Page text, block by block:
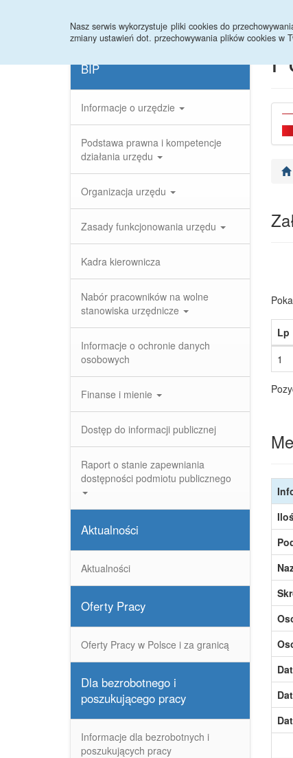
Nasz serwis wykorzystuje pliki cookies do
zmiany ustawień dot. przechowywania plików cookies w
BIP
Informacje o urzędzie
Podstawa prawna i kompetencje
działania urzędu
Organizacja urzędu
Zasady funkcjonowania urzędu
Kadra kierownicza
Nabór pracowników na wolne
stanowiska urzędnicze
Informacje o ochronie danych
osobowych
Finanse i mienie
Dostęp do informacji publicznej
Raport o stanie zapewniania
dostępności podmiotu publicznego
Aktualności
Aktualności
Oferty Pracy
Oferty Pracy w Polsce i za granicą
Dla bezrobotnego i
poszukującego pracy
Informacje dla bezrobotnych i
poszukujących pracy
Lp
1